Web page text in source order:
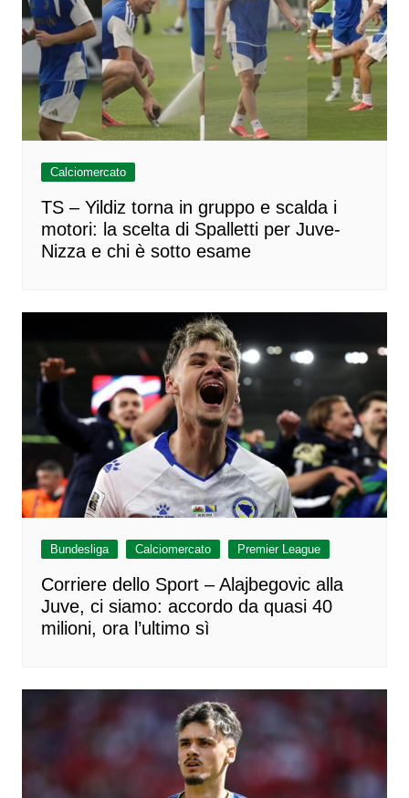
Calciomercato
TS – Yildiz torna in gruppo e scalda i
motori: la scelta di Spalletti per Juve-
Nizza e chi è sotto esame
Bundesliga Calciomercato Premier League
Corriere dello Sport – Alajbegovic alla
Juve, ci siamo: accordo da quasi 40
milioni, ora l’ultimo sì